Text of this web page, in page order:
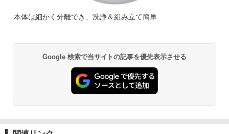
本体は細かく分離でき、洗浄＆組み立て簡単
Google 検索で当サイトの記事を優先表示させる